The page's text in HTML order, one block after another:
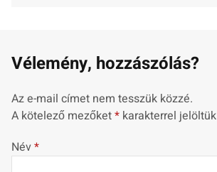
Vélemény, hozzászólás?
Az e-mail címet nem tesszük közzé.
A kötelező mezőket* karakterrel jelöltük
Név*